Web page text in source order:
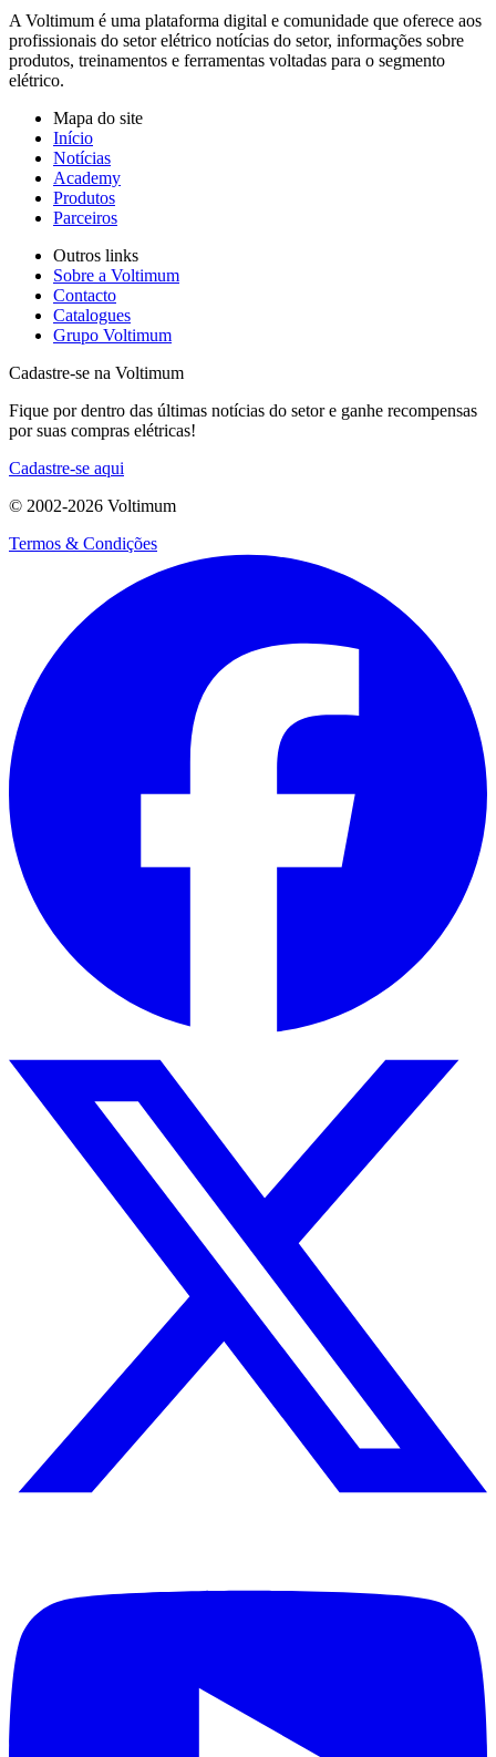
A Voltimum é uma plataforma digital e comunidade que oferece aos
profissionais do setor elétrico notícias do setor, informações sobre
produtos, treinamentos e ferramentas voltadas para o segmento
elétrico.
Mapa do site
Início
Notícias
Academy
Produtos
Parceiros
Outros links
Sobre a Voltimum
Contacto
Catalogues
Grupo Voltimum
Cadastre-se na Voltimum
Fique por dentro das últimas notícias do setor e ganhe recompensas
por suas compras elétricas!
Cadastre-se aqui
© 2002-2026 Voltimum
Termos & Condições